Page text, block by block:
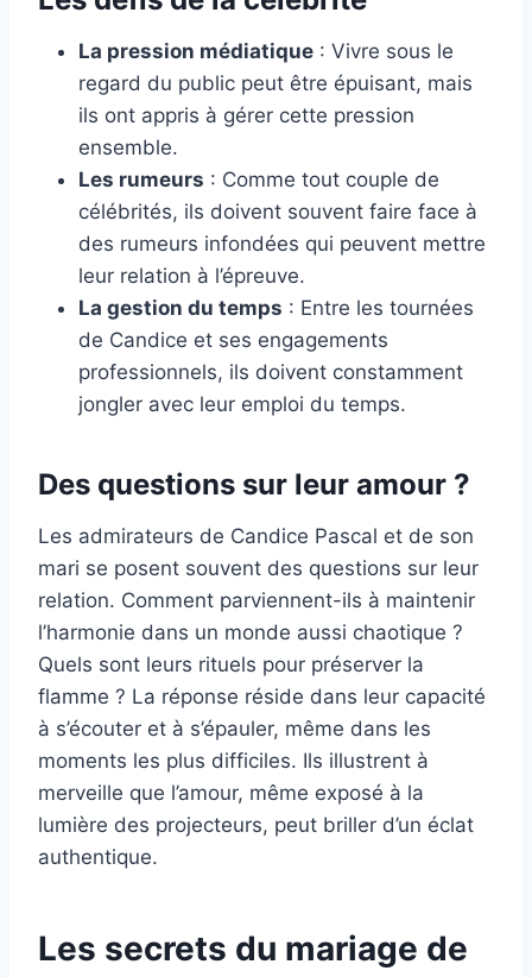
La pression médiatique : Vivre sous le
regard du public peut être épuisant, mais
ils ont appris à gérer cette pression
ensemble.
Les rumeurs : Comme tout couple de
célébrités, ils doivent souvent faire face à
des rumeurs infondées qui peuvent mettre
leur relation à l’épreuve.
La gestion du temps : Entre les tournées
de Candice et ses engagements
professionnels, ils doivent constamment
jongler avec leur emploi du temps.
Des questions sur leur amour ?
Les admirateurs de Candice Pascal et de son
mari se posent souvent des questions sur leur
relation. Comment parviennent-ils à maintenir
l’harmonie dans un monde aussi chaotique ?
Quels sont leurs rituels pour préserver la
flamme ? La réponse réside dans leur capacité
à s’écouter et à s’épauler, même dans les
moments les plus difficiles. Ils illustrent à
merveille que l’amour, même exposé à la
lumière des projecteurs, peut briller d’un éclat
authentique.
Les secrets du mariage de